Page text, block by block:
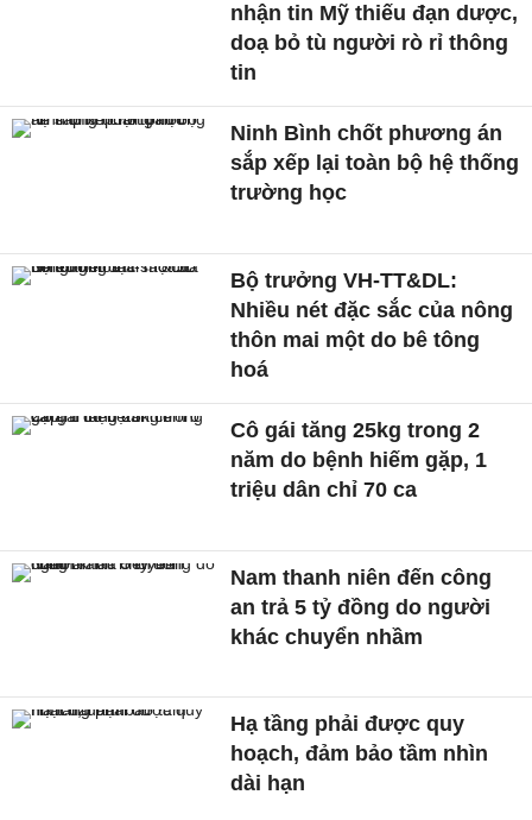
nhận tin Mỹ thiếu đạn dược,
doạ bỏ tù người rò rỉ thông
tin
Ninh Bình chốt phương án
sắp xếp lại toàn bộ hệ thống
trường học
Bộ trưởng VH-TT&DL:
Nhiều nét đặc sắc của nông
thôn mai một do bê tông
hoá
Cô gái tăng 25kg trong 2
năm do bệnh hiếm gặp, 1
triệu dân chỉ 70 ca
Nam thanh niên đến công
an trả 5 tỷ đồng do người
khác chuyển nhầm
Hạ tầng phải được quy
hoạch, đảm bảo tầm nhìn
dài hạn